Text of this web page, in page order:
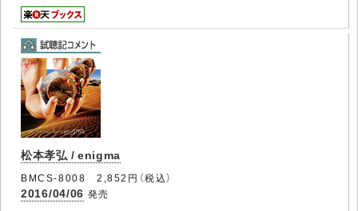
松本孝弘 / enigma
BMCS-8008 2,852円（税込）
2016/04/06 発売